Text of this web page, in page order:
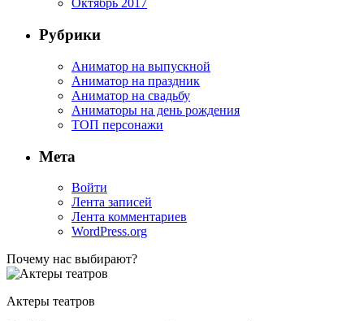
Октябрь 2017
Рубрики
Аниматор на выпускной
Аниматор на праздник
Аниматор на свадьбу
Аниматоры на день рождения
ТОП персонажи
Мета
Войти
Лента записей
Лента комментариев
WordPress.org
Почему нас выбирают?
Актеры театров